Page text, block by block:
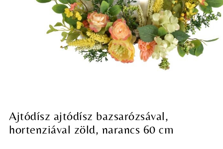
Ajtódísz ajtódísz bazsarózsával,
hortenziával zöld, narancs 60 cm